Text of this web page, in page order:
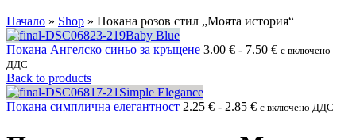
Начало » Shop » Покана розов стил „Моята история“
Покана Ангелско синьо за кръщене 3.00 € - 7.50 € с включено
ДДС
Back to products
Покана симплична елегантност 2.25 € - 2.85 € с включено ДДС